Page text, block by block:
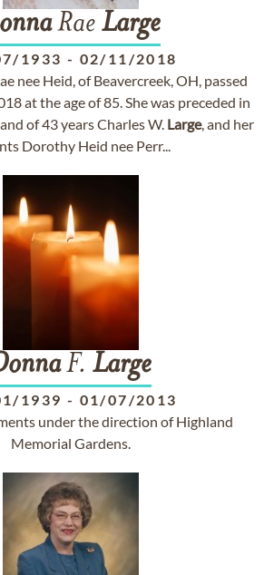
Rae Large
1933 - 02/11/2018
nee Heid, of Beavercreek, OH, passed
at the age of 85. She was preceded in
of 43 years Charles W. Large, and her
Dorothy Heid nee Perr...
F. Large
1939 - 01/07/2013
under the direction of Highland
Memorial Gardens.